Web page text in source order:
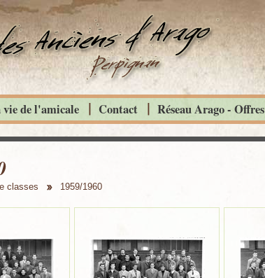
classes 1959/1960
de l'amicale Contact Réseau Arago - Offres